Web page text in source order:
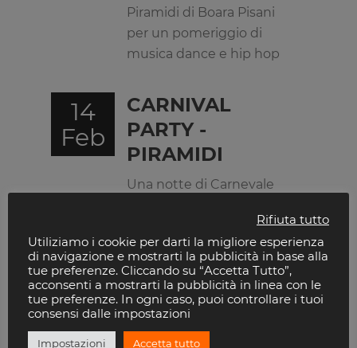
Piramidi di Boara Pisani
per un pomeriggio di
musica dance e hip hop
14
Feb
CARNIVAL
PARTY -
PIRAMIDI
Una notte di Carnevale
maschere coriandoli e
tanta musica dance
25
NIKY SAVAGE
Rifiuta tutto
Utiliziamo i cookie per darti la migliore esperienza
di navigazione e mostrarti la pubblicità in base alla
tue preferenze. Cliccando su “Accetta Tutto”,
acconsenti a mostrarti la pubblicità in linea con le
tue preferenze. In ogni caso, puoi controllare i tuoi
consensi dalle impostazioni
Impostazioni Accetta tutto